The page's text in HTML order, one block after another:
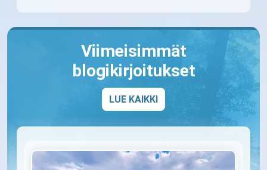
Viimeisimmät
blogikirjoitukset
LUE KAIKKI